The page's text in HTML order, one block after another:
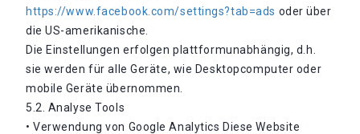
https://www.facebook.com/settings?tab=ads oder über
die US-amerikanische.
Die Einstellungen erfolgen plattformunabhängig, d.h.
sie werden für alle Geräte, wie Desktopcomputer oder
mobile Geräte übernommen.
5.2. Analyse Tools
• Verwendung von Google Analytics Diese Website